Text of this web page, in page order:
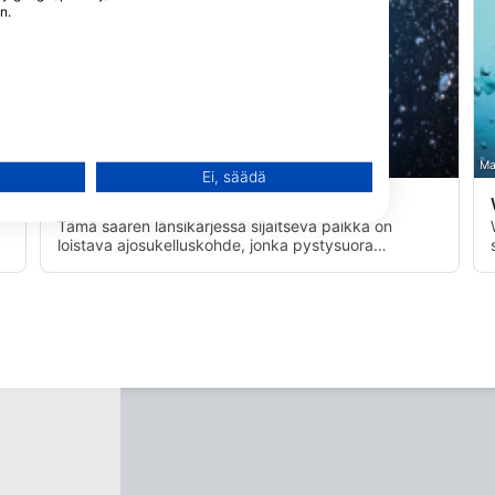
Mares, Janez Kranjc
Tämä saaren länsikärjessä sijaitseva paikka on
loistava ajosukelluskohde, jonka pystysuora
Ei, säädä